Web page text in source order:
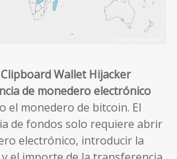
Wallet Hijacker
de monedero electrónico
el monedero de bitcoin. El
de fondos solo requiere abrir
electrónico, introducir la